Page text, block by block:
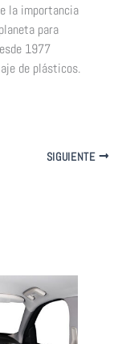
la importancia
para
1977
de plásticos.
SIGUIENTE